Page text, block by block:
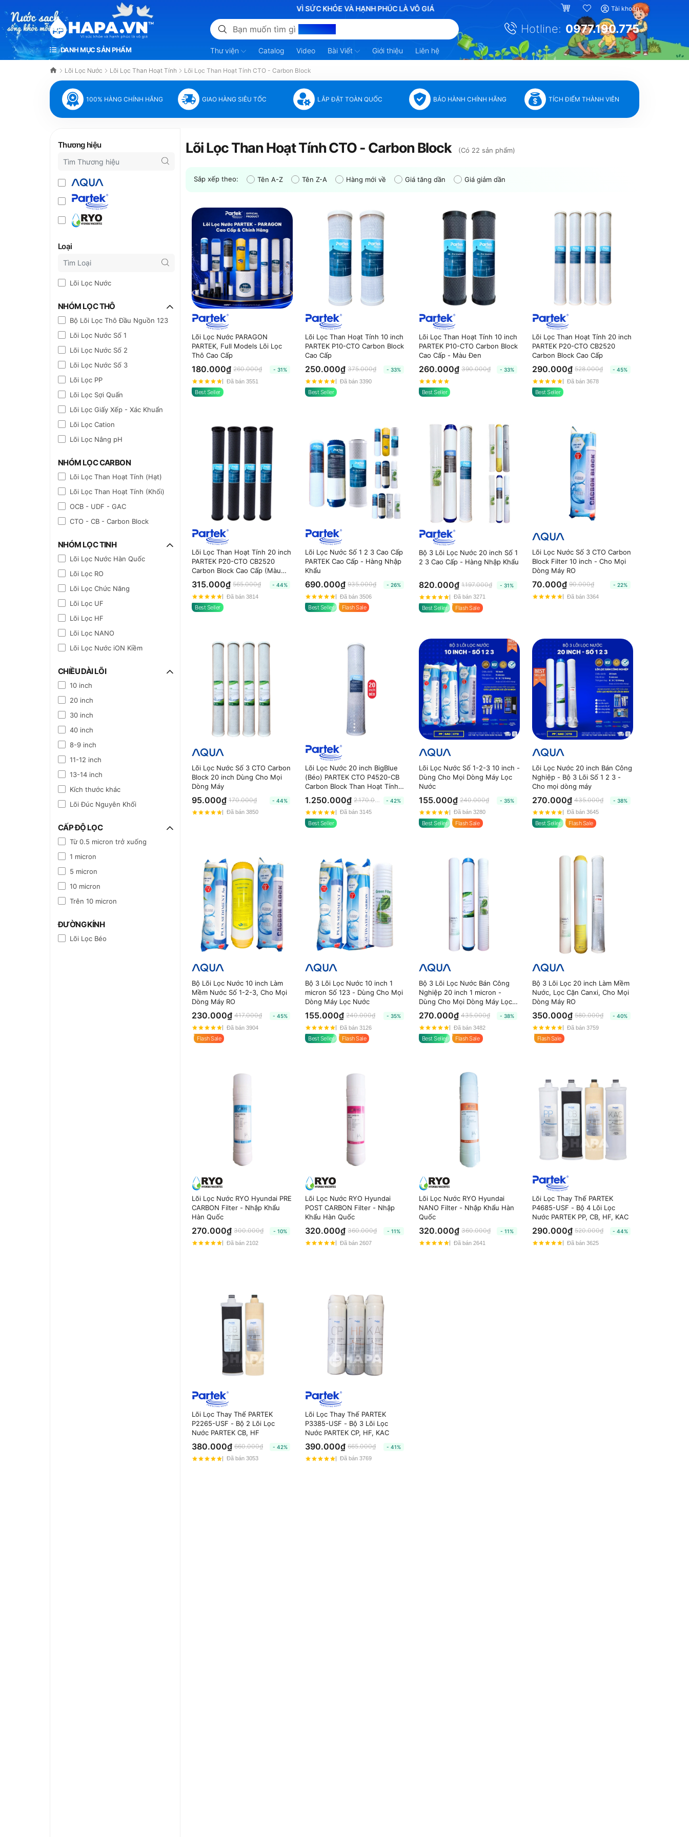
VÀ HẠNH PHÚC LÀ VÔ GIÁ VÌ SỨC KHỎE VÀ HẠNH PHÚC LÀ VÔ GIÁ Tài khoản
Bạn muốn tìm gì hôm nay? Hotline: 0977.190.775
DANH MỤC SẢN PHẨM Thư viện Catalog Video Bài Viết Giới thiệu Liên hệ
Lõi Lọc Nước Lõi Lọc Than Hoạt Tính Lõi Lọc Than Hoạt Tính CTO - Carbon Block
100% HÀNG CHÍNH HÃNG GIAO HÀNG SIÊU TỐC LẮP ĐẶT TOÀN QUỐC BẢO HÀNH CHÍNH HÃNG TÍCH ĐIỂM THÀNH VIÊN
Thương hiệu
Loại
Lõi Lọc Nước
NHÓM LỌC THÔ
Bộ Lõi Lọc Thô Đầu Nguồn 123
Lõi Lọc Nước Số 1
Lõi Lọc Nước Số 2
Lõi Lọc Nước Số 3
Lõi Lọc PP
Lõi Lọc Sợi Quấn
Lõi Lọc Giấy Xếp - Xác Khuẩn
Lõi Lọc Cation
Lõi Lọc Nâng pH
NHÓM LỌC CARBON
Lõi Lọc Than Hoạt Tính (Hạt)
Lõi Lọc Than Hoạt Tính (Khối)
OCB - UDF - GAC
CTO - CB - Carbon Block
NHÓM LỌC TINH
Lõi Lọc Nước Hàn Quốc
Lõi Lọc RO
Lõi Lọc Chức Năng
Lõi Lọc UF
Lõi Lọc HF
Lõi Lọc NANO
Lõi Lọc Nước iON Kiềm
CHIỀU DÀI LÕI
10 inch
20 inch
30 inch
40 inch
8-9 inch
11-12 inch
13-14 inch
Kích thước khác
Lõi Đúc Nguyên Khối
CẤP ĐỘ LỌC
Từ 0.5 micron trở xuống
1 micron
5 micron
10 micron
Trên 10 micron
ĐƯỜNG KÍNH
Lõi Lọc Béo
Lõi Lọc Than Hoạt Tính CTO - Carbon Block (Có 22 sản phẩm)
Sắp xếp theo: Tên A-Z Tên Z-A Hàng mới về Giá tăng dần Giá giảm dần
Lõi Lọc Nước PARAGON
PARTEK, Full Models Lõi Lọc
Thô Cao Cấp
180.000₫ 260.000₫
- 31%
Đã bán 3551
Best Seller
Lõi Lọc Than Hoạt Tính 10 inch
PARTEK P10-CTO Carbon Block
Cao Cấp
250.000₫ 375.000₫
- 33%
Đã bán 3390
Best Seller
Lõi Lọc Than Hoạt Tính 10 inch
PARTEK P10-CTO Carbon Block
Cao Cấp - Màu Đen
260.000₫ 390.000₫ - 33%
Best Seller
Lõi Lọc Than Hoạt Tính 20 inch
PARTEK P20-CTO CB2520
Carbon Block Cao Cấp
290.000₫ 528.000₫
- 45%
Đã bán 3678
Best Seller
Lõi Lọc Than Hoạt Tính 20 inch
PARTEK P20-CTO CB2520
Carbon Block Cao Cấp (Màu
Đen)
315.000₫ 565.000₫
- 44%
Đã bán 3814
Best Seller
Lõi Lọc Nước Số 1 2 3 Cao Cấp
PARTEK Cao Cấp - Hàng Nhập
Khẩu
690.000₫ 935.000₫
- 26%
Đã bán 3506
Best Seller Flash Sale
Bộ 3 Lõi Lọc Nước 20 inch Số 1
2 3 Cao Cấp - Hàng Nhập Khẩu
820.000₫ 1.197.000₫
- 31%
Đã bán 3271
Best Seller Flash Sale
Lõi Lọc Nước Số 3 CTO Carbon
Block Filter 10 inch - Cho Mọi
Dòng Máy RO
70.000₫ 90.000₫
- 22%
Đã bán 3364
Lõi Lọc Nước Số 3 CTO Carbon
Block 20 inch Dùng Cho Mọi
Dòng Máy
95.000₫ 170.000₫
- 44%
Đã bán 3850
Lõi Lọc Nước 20 inch BigBlue
(Béo) PARTEK CTO P4520-CB
Carbon Block Than Hoạt Tính
cao cấp
1.250.000₫ 2.170.000₫
- 42%
Đã bán 3145
Best Seller
Lõi Lọc Nước Số 1-2-3 10 inch -
Dùng Cho Mọi Dòng Máy Lọc
Nước
155.000₫ 240.000₫
- 35%
Đã bán 3280
Best Seller Flash Sale
Lõi Lọc Nước 20 inch Bán Công
Nghiệp - Bộ 3 Lõi Số 1 2 3 -
Cho mọi dòng máy
270.000₫ 435.000₫
- 38%
Đã bán 3645
Best Seller Flash Sale
Bộ Lõi Lọc Nước 10 inch Làm
Mềm Nước Số 1-2-3, Cho Mọi
Dòng Máy RO
230.000₫ 417.000₫
- 45%
Đã bán 3904
Flash Sale
Bộ 3 Lõi Lọc Nước 10 inch 1
micron Số 123 - Dùng Cho Mọi
Dòng Máy Lọc Nước
155.000₫ 240.000₫
- 35%
Đã bán 3126
Best Seller Flash Sale
Bộ 3 Lõi Lọc Nước Bán Công
Nghiệp 20 inch 1 micron -
Dùng Cho Mọi Dòng Máy Lọc
Nước
270.000₫ 435.000₫
- 38%
Đã bán 3482
Best Seller Flash Sale
Bộ 3 Lõi Lọc 20 inch Làm Mềm
Nước, Lọc Cặn Canxi, Cho Mọi
Dòng Máy RO
350.000₫ 580.000₫
- 40%
Đã bán 3759
Flash Sale
Lõi Lọc Nước RYO Hyundai PRE
CARBON Filter - Nhập Khẩu
Hàn Quốc
270.000₫ 300.000₫
- 10%
Đã bán 2102
Lõi Lọc Nước RYO Hyundai
POST CARBON Filter - Nhập
Khẩu Hàn Quốc
320.000₫ 360.000₫
- 11%
Đã bán 2607
Lõi Lọc Nước RYO Hyundai
NANO Filter - Nhập Khẩu Hàn
Quốc
320.000₫ 360.000₫
- 11%
Đã bán 2641
Lõi Lọc Thay Thế PARTEK
P4685-USF - Bộ 4 Lõi Lọc
Nước PARTEK PP, CB, HF, KAC
290.000₫ 520.000₫
- 44%
Đã bán 3625
Lõi Lọc Thay Thế PARTEK
P2265-USF - Bộ 2 Lõi Lọc
Nước PARTEK CB, HF
380.000₫ 660.000₫
- 42%
Đã bán 3053
Lõi Lọc Thay Thế PARTEK
P3385-USF - Bộ 3 Lõi Lọc
Nước PARTEK CP, HF, KAC
390.000₫ 665.000₫
- 41%
Đã bán 3769